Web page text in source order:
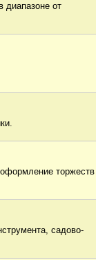
диапазоне от
торжеств
садово-